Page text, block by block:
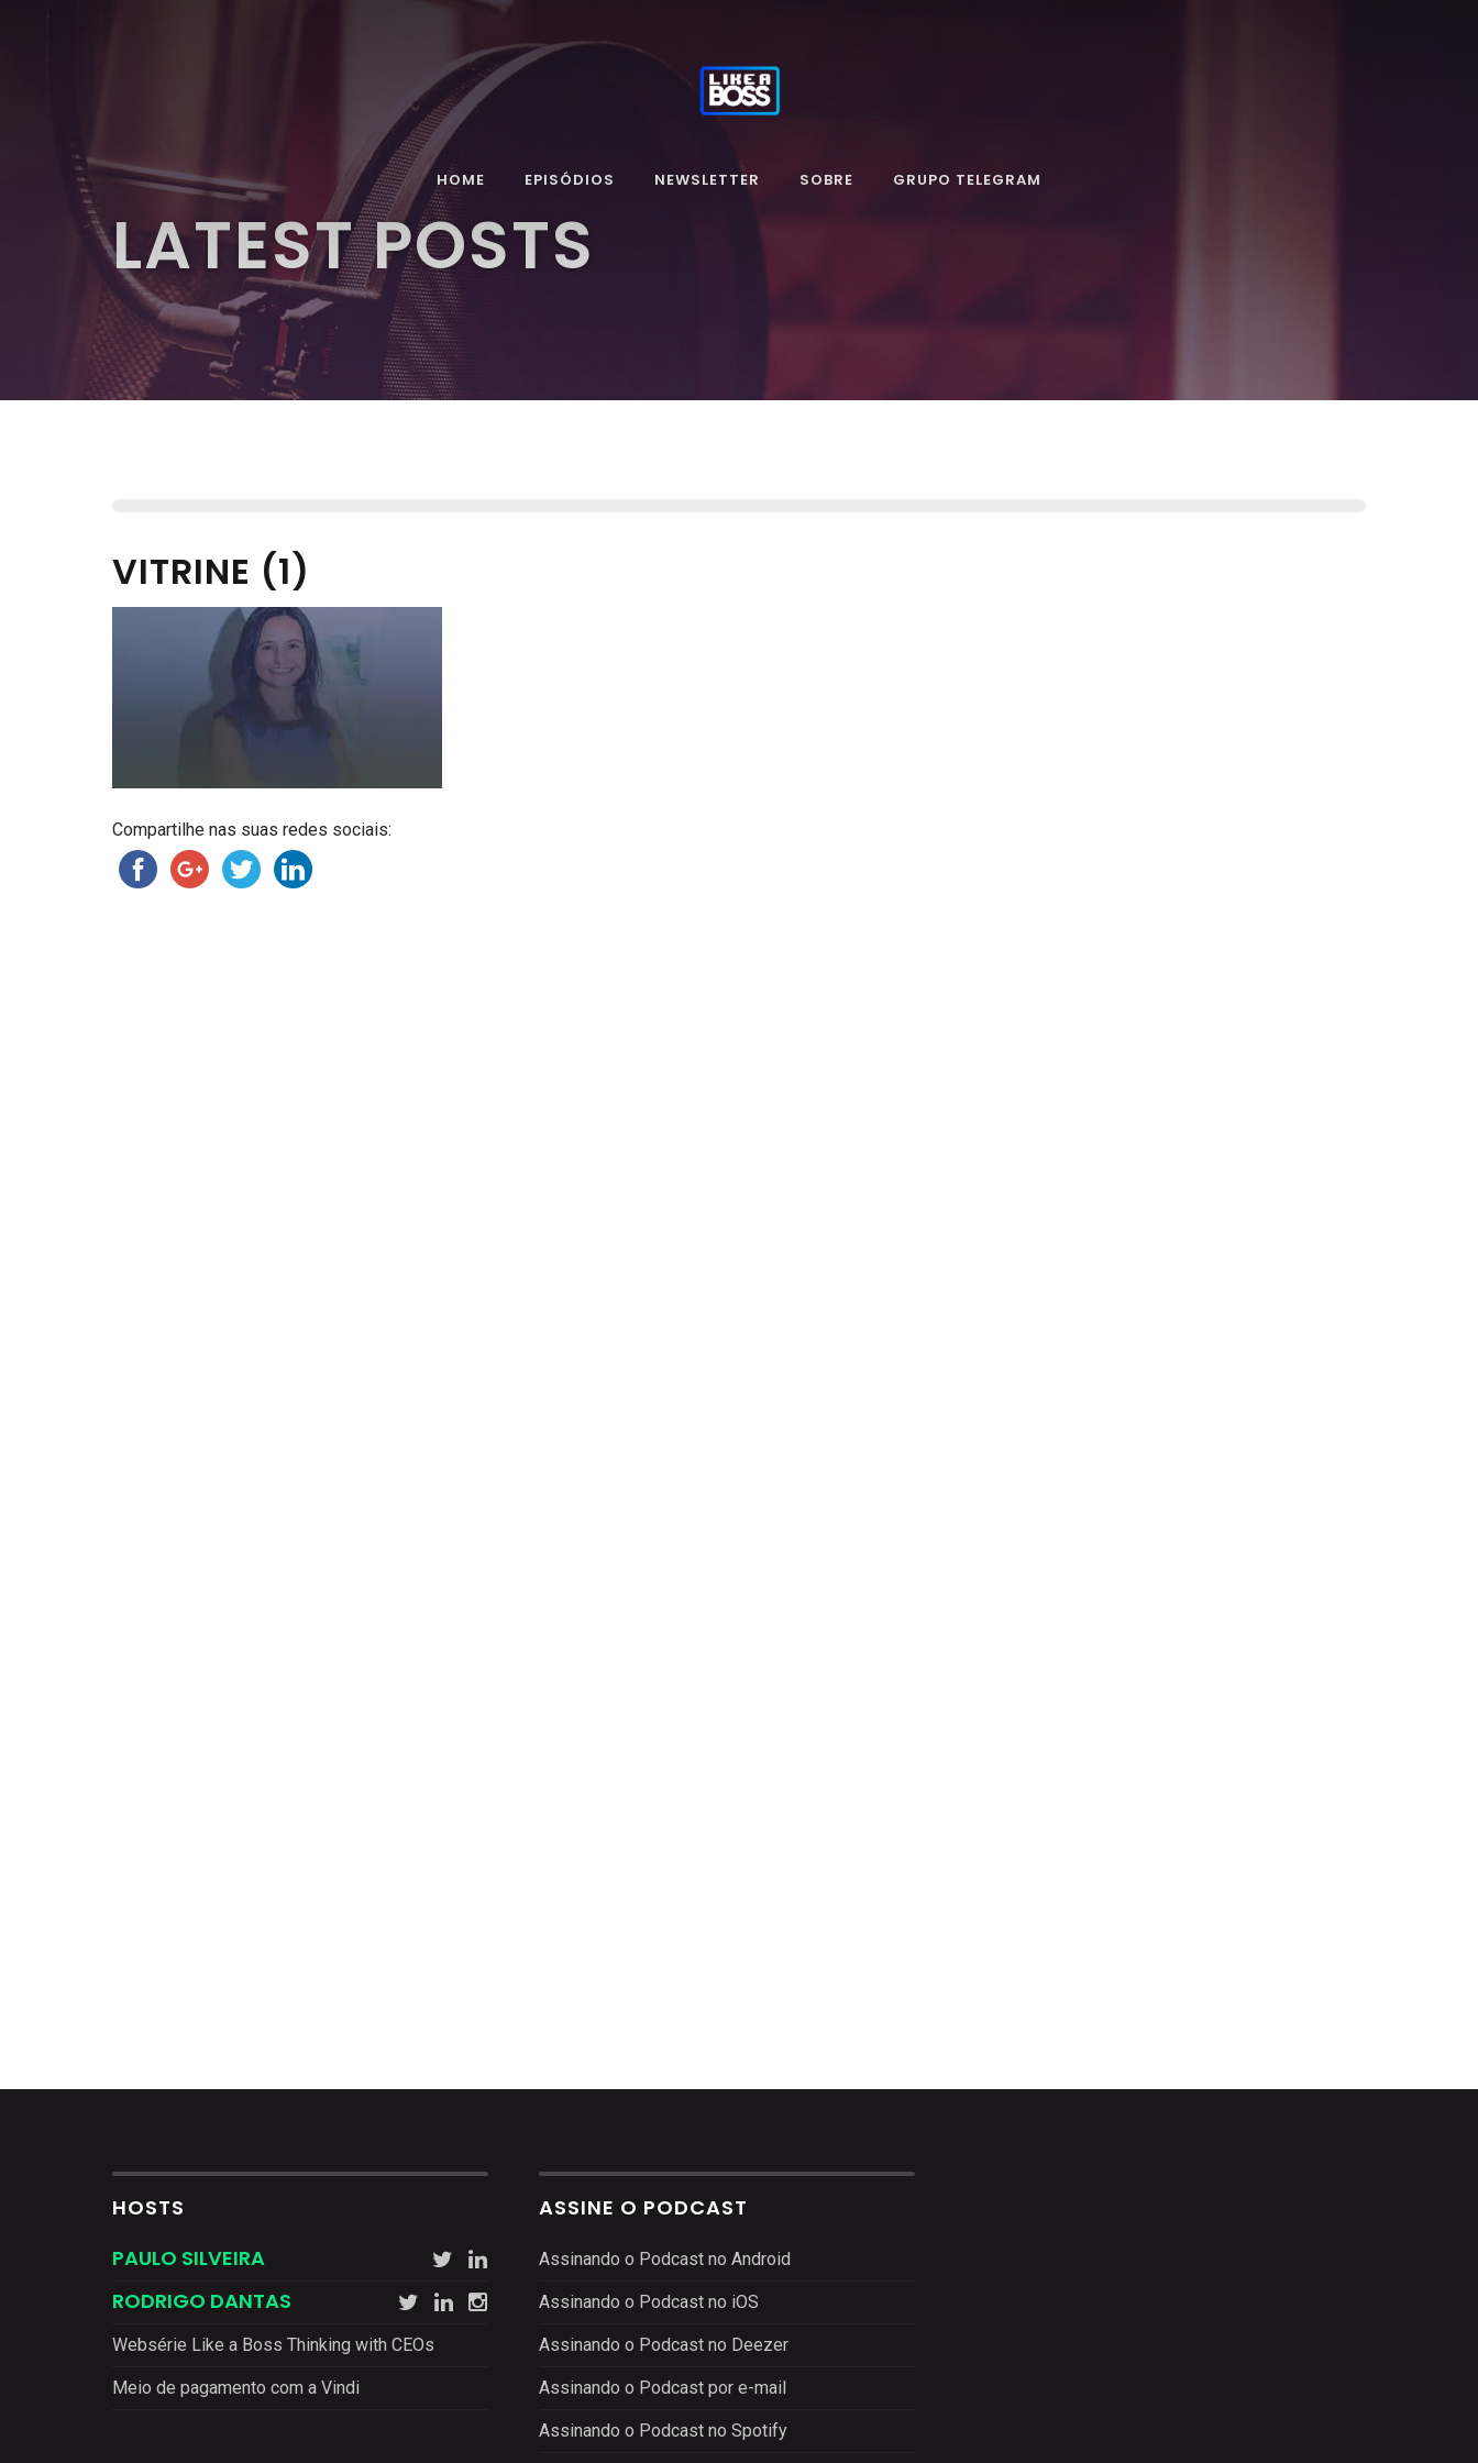
HOME EPISÓDIOS NEWSLETTER SOBRE GRUPO TELEGRAM
LATEST POSTS
VITRINE (1)
Compartilhe nas suas redes sociais:
HOSTS
PAULO SILVEIRA
RODRIGO DANTAS
Websérie Like a Boss Thinking with CEOs
Meio de pagamento com a Vindi
ASSINE O PODCAST
Assinando o Podcast no Android
Assinando o Podcast no iOS
Assinando o Podcast no Deezer
Assinando o Podcast por e-mail
Assinando o Podcast no Spotify